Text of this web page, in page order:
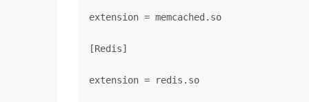
extension = memcached.so
[Redis]
extension = redis.so